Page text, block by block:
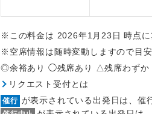
※この料金は 2026年1月23日 時点に
※空席情報は随時変動しますので目
◎余裕あり ◯残席あり △残席わずか
リクエスト受付とは
催行 が表示されている出発日は、催
ト